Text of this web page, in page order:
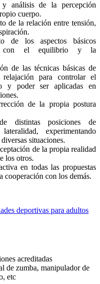
y análisis de la percepción
cuerpo.
de la relación entre tensión,
de los aspectos básicos
con el equilibrio y la
de las técnicas básicas de
para controlar el
y poder ser aplicadas en
de la propia postura
distintas posiciones de
experimentando
situaciones.
de la propia realidad
los otros.
en todas las propuestas
cooperación con los demás.
deportivas para adultos